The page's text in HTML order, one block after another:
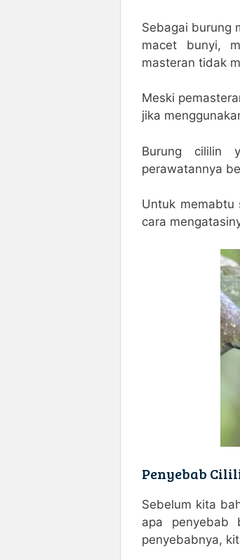
Sebagai burung
macet bunyi,
masteran tidak
Meski
jika
Burung cililin
perawatannya
Untuk memabtu
cara
Penyebab
Sebelum kita
apa penyebab
penyebabnya,